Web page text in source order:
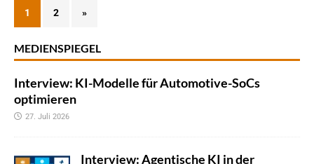
1 2 »
MEDIENSPIEGEL
Interview: KI-Modelle für Automotive-SoCs
optimieren
27. Juli 2026
Interview: Agentische KI in der